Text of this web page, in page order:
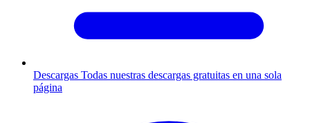
Descargas Todas nuestras descargas gratuitas en una sola
página